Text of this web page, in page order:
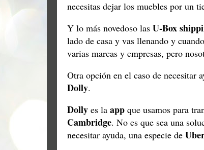
necesitas dejar los muebles por un
Y lo más novedoso las U-Box
lado de casa y vas llenando y
varias marcas y empresas, pero
Otra opción en el caso de necesitar
Dolly.
Dolly es la app que usamos para
Cambridge. No es que sea una
necesitar ayuda, una especie de